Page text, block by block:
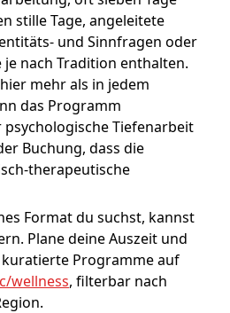
stille Tage, angeleitete
und Sinnfragen oder
nach Tradition enthalten.
mehr als in jedem
das Programm
Tiefenarbeit
Buchung, dass die
therapeutische
Format du suchst, kannst
Plane deine Auszeit und
Programme auf
wellness, filterbar nach